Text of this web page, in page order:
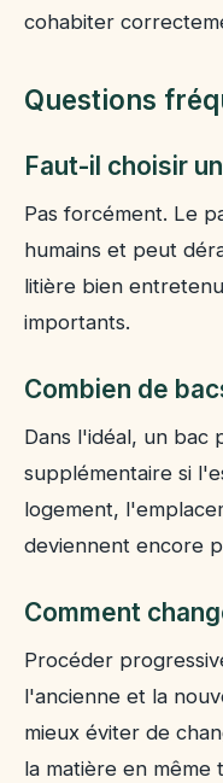
cohabiter
Questions
Faut-il choisir
Pas forcément. Le
humains et peut
litière bien
importants.
Combien de
Dans l'idéal, un bac
supplémentaire si
logement,
deviennent encore
Comment
Procéder
l'ancienne et la
mieux éviter de
la matière en même